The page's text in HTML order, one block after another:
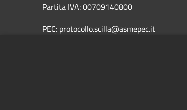
Partita IVA: 00709140800
PEC: protocollo.scilla@asmepec.it